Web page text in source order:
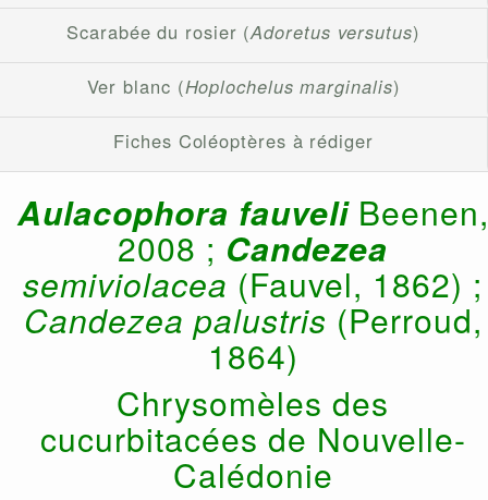
Scarabée du rosier (Adoretus versutus)
Ver blanc (Hoplochelus marginalis)
Fiches Coléoptères à rédiger
Aulacophora fauveli Beenen,
2008 ; Candezea
semiviolacea (Fauvel, 1862) ;
Candezea palustris (Perroud,
1864)
Chrysomèles des
cucurbitacées de Nouvelle-
Calédonie